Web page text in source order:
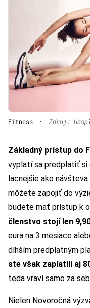
Fitness • Zdroj:
Základný prístup do
vyplatí sa predplatiť
lacnejšie ako
môžete zapojiť do
budete mať prístup k
členstvo stojí len
eura na 3 mesiace
dlhším predplatným
ste však zaplatili aj
teda vraví samo za
Nielen Novoročná